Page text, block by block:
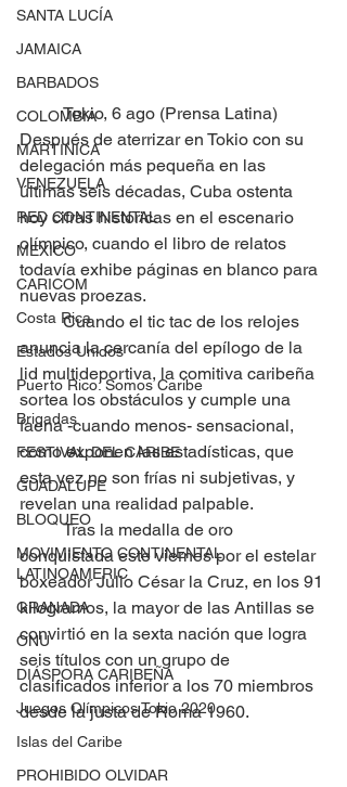
SANTA LUCÍA
JAMAICA
BARBADOS
COLOMBIA
MARTINICA
VENEZUELA
RED CONTINENTAL
MEXICO
CARICOM
Costa Rica
Estados Unidos
Puerto Rico: Somos Caribe
Brigadas
FESTIVAL DEL CARIBE
GUADALUPE
BLOQUEO
MOVIMIENTO CONTINENTAL
LATINOAMERIC
GRANADA
ONU
DIÁSPORA CARIBEÑA
Juegos Olímpicos Tokio 2020
Islas del Caribe
PROHIBIDO OLVIDAR
	Tokio, 6 ago (Prensa Latina)
Después de aterrizar en Tokio con su
delegación más pequeña en las
últimas seis décadas, Cuba ostenta
hoy cifras históricas en el escenario
olímpico, cuando el libro de relatos
todavía exhibe páginas en blanco para
nuevas proezas.
	Cuando el tic tac de los relojes
anuncia la cercanía del epílogo de la
lid multideportiva, la comitiva caribeña
sortea los obstáculos y cumple una
faena -cuando menos- sensacional,
como exponen las estadísticas, que
esta vez no son frías ni subjetivas, y
revelan una realidad palpable.
	Tras la medalla de oro
conquistada este viernes por el estelar
boxeador Julio César la Cruz, en los 91
kilogramos, la mayor de las Antillas se
convirtió en la sexta nación que logra
seis títulos con un grupo de
clasificados inferior a los 70 miembros
desde la justa de Roma 1960.